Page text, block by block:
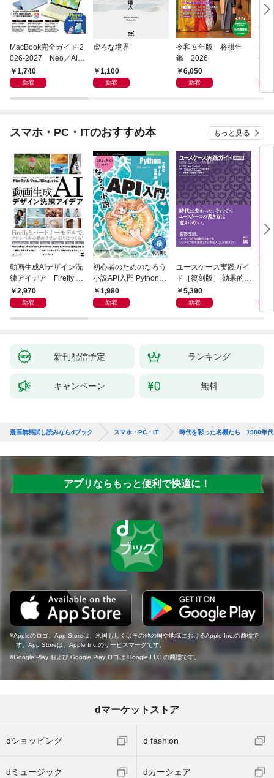
MacBook完全ガイド 2
026-2027 Neo／Air
／Pro対応
1,740
新着
虚ろな境界
1,100
新着
令和８年版 将棋年
鑑 2026
6,050
新着
つ
像
スマホ・PC・ITのおすすめ本 もっと見る
動画生成AIデザイン洗
練アイデア Firefly &
Veo， Kling， etc.
2,970
新着
初心者のためのなろう
小説API入門 Pythonで
作るデータ活用法
1,980
新着
ユースケース実践ガイ
ド［復刻版］ 効果的な
ユースケースの書き方
5,390
新着
実
新刊配信予定 ランキング
キャンペーン 無料
漫画無料試し読みならdブック スマホ・PC・IT 時代を彩った名機たち 1980年代
アプリならもっと便利で快適に！
Appleのロゴ、App Storeは、米国もしくはその他の国や地域におけるApple Inc.の商標で
す。App Storeは、Apple Inc.のサービスマークです。
Google Play および Google Play ロゴは Google LLC の商標です。
dマーケットストア
dショッピング d fashion
dミュージック dカーシェア